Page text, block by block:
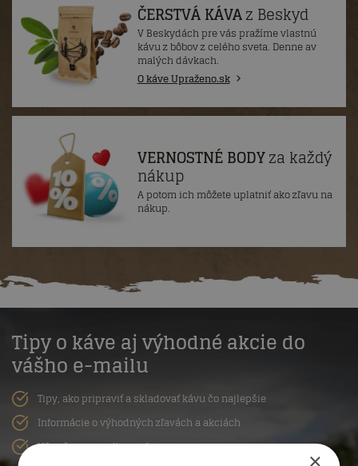
ČERSTVÁ KÁVAz Beskyd
V Beskydách pre vás pražíme vlastnú
kávu z bôbov z celého sveta. Denne av
malých dávkach.
O káve Upraženo.sk
VERNOSTNÉ BODYza každý
nákup
A potom ich môžete uplatniť ako zľavu na
nákup.
Tipy o káve aj výhodné akcie do
vášho e-mailu
Tipy, ako pripraviť a skladovať kávu čo najlepšie
Informácie o výhodných zľavách a akciách
Už vyše 2 000 odberateľov
×